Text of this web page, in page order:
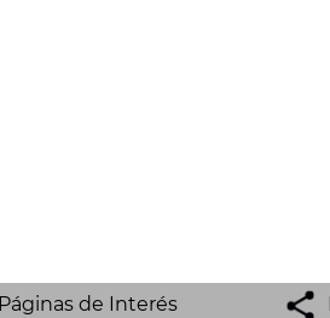
Páginas de Interés